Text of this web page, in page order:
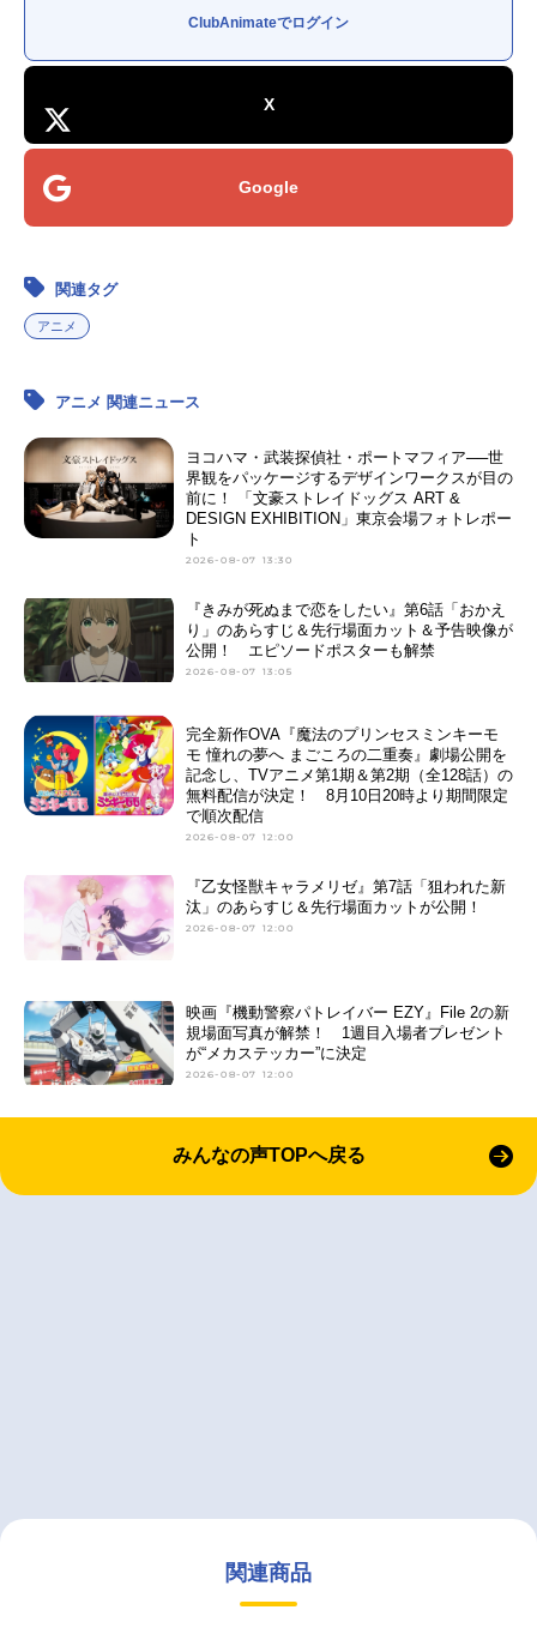
ClubAnimateでログイン
X
Google
関連タグ
アニメ
アニメ 関連ニュース
ヨコハマ・武装探偵社・ポートマフィア──世
界観をパッケージするデザインワークスが目の
前に！ 「文豪ストレイドッグス ART &
DESIGN EXHIBITION」東京会場フォトレポー
ト
2026-08-07 13:30
『きみが死ぬまで恋をしたい』第6話「おかえ
り」のあらすじ＆先行場面カット＆予告映像が
公開！ エピソードポスターも解禁
2026-08-07 13:05
完全新作OVA『魔法のプリンセスミンキーモ
モ 憧れの夢へ まごころの二重奏』劇場公開を
記念し、TVアニメ第1期＆第2期（全128話）の
無料配信が決定！ 8月10日20時より期間限定
で順次配信
2026-08-07 12:00
『乙女怪獣キャラメリゼ』第7話「狙われた新
汰」のあらすじ＆先行場面カットが公開！
2026-08-07 12:00
映画『機動警察パトレイバー EZY』File 2の新
規場面写真が解禁！ 1週目入場者プレゼント
が“メカステッカー”に決定
2026-08-07 12:00
みんなの声TOPへ戻る
関連商品